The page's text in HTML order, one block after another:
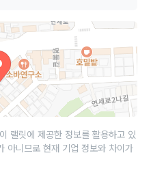
랠릿에 제공한 정보를 활용하고 있
아니므로 현재 기업 정보와 차이가